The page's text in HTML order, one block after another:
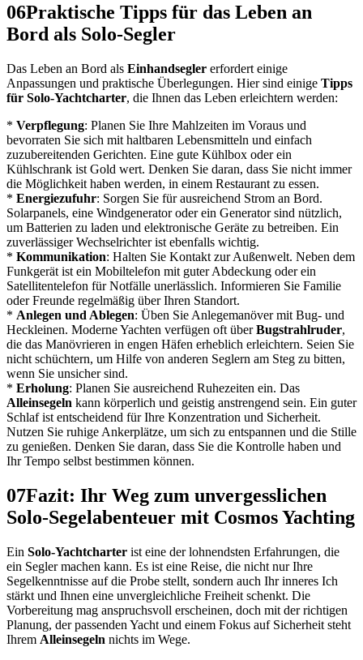
06Praktische Tipps für das Leben an
Bord als Solo-Segler
Das Leben an Bord als Einhandsegler erfordert einige
Anpassungen und praktische Überlegungen. Hier sind einige Tipps
für Solo-Yachtcharter, die Ihnen das Leben erleichtern werden:
* Verpflegung: Planen Sie Ihre Mahlzeiten im Voraus und
bevorraten Sie sich mit haltbaren Lebensmitteln und einfach
zuzubereitenden Gerichten. Eine gute Kühlbox oder ein
Kühlschrank ist Gold wert. Denken Sie daran, dass Sie nicht immer
die Möglichkeit haben werden, in einem Restaurant zu essen.
* Energiezufuhr: Sorgen Sie für ausreichend Strom an Bord.
Solarpanels, eine Windgenerator oder ein Generator sind nützlich,
um Batterien zu laden und elektronische Geräte zu betreiben. Ein
zuverlässiger Wechselrichter ist ebenfalls wichtig.
* Kommunikation: Halten Sie Kontakt zur Außenwelt. Neben dem
Funkgerät ist ein Mobiltelefon mit guter Abdeckung oder ein
Satellitentelefon für Notfälle unerlässlich. Informieren Sie Familie
oder Freunde regelmäßig über Ihren Standort.
* Anlegen und Ablegen: Üben Sie Anlegemanöver mit Bug- und
Heckleinen. Moderne Yachten verfügen oft überBugstrahlruder,
die das Manövrieren in engen Häfen erheblich erleichtern. Seien Sie
nicht schüchtern, um Hilfe von anderen Seglern am Steg zu bitten,
wenn Sie unsicher sind.
* Erholung: Planen Sie ausreichend Ruhezeiten ein. Das
Alleinsegeln kann körperlich und geistig anstrengend sein. Ein guter
Schlaf ist entscheidend für Ihre Konzentration und Sicherheit.
Nutzen Sie ruhige Ankerplätze, um sich zu entspannen und die Stille
zu genießen. Denken Sie daran, dass Sie die Kontrolle haben und
Ihr Tempo selbst bestimmen können.
07Fazit: Ihr Weg zum unvergesslichen
Solo-Segelabenteuer mit Cosmos Yachting
Ein Solo-Yachtcharter ist eine der lohnendsten Erfahrungen, die
ein Segler machen kann. Es ist eine Reise, die nicht nur Ihre
Segelkenntnisse auf die Probe stellt, sondern auch Ihr inneres Ich
stärkt und Ihnen eine unvergleichliche Freiheit schenkt. Die
Vorbereitung mag anspruchsvoll erscheinen, doch mit der richtigen
Planung, der passenden Yacht und einem Fokus auf Sicherheit steht
Ihrem Alleinsegeln nichts im Wege.